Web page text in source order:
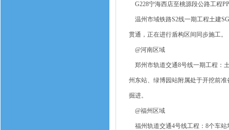
G228宁海西店至桃源段公路工程
温州市域铁路S2线一期工程土建
贯通，正在进行盾构区间同步施工。
@河南区域
郑州市轨道交通8号线一期工程：
州东站、绿博园站附属处于开挖前
掘进。
@福州区域
福州轨道交通4号线工程：8个车站